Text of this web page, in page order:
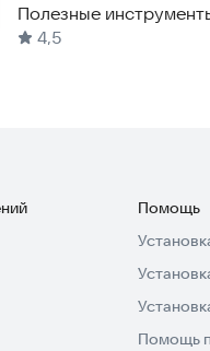
Полезные
4,5
Помощь
Помощь